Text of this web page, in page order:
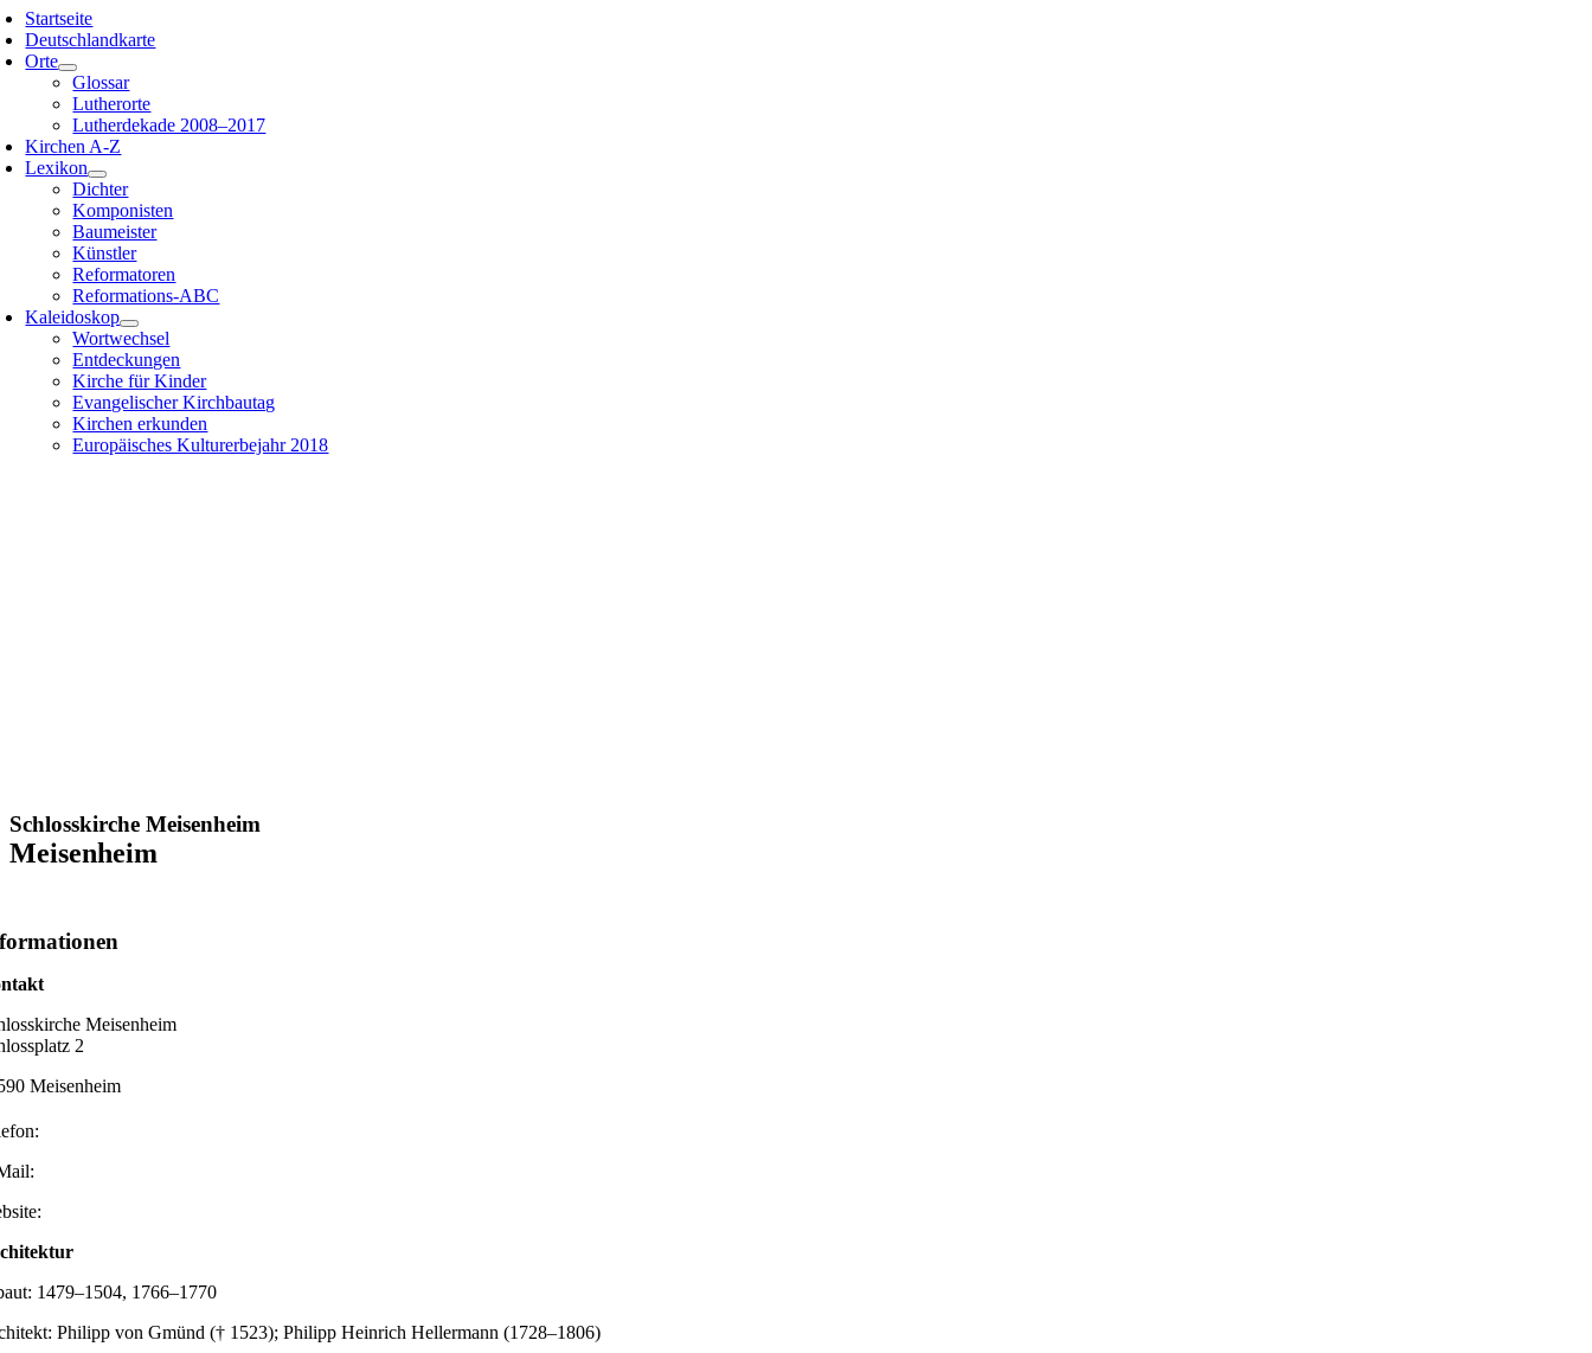
Startseite
Deutschlandkarte
Orte
Glossar
Lutherorte
Lutherdekade 2008–2017
Kirchen A-Z
Lexikon
Dichter
Komponisten
Baumeister
Künstler
Reformatoren
Reformations-ABC
Kaleidoskop
Wortwechsel
Entdeckungen
Kirche für Kinder
Evangelischer Kirchbautag
Kirchen erkunden
Europäisches Kulturerbejahr 2018
Schlosskirche Meisenheim
Meisenheim
Meisenheim
2
Meisenheim
1479–1504, 1766–1770
Philipp von Gmünd († 1523); Philipp Heinrich Hellermann (1728–1806)